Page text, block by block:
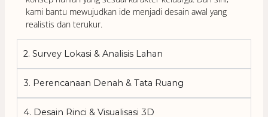
2. Survey Lokasi & Analisis Lahan
3. Perencanaan Denah & Tata Ruang
4. Desain Rinci & Visualisasi 3D
5. Dokumen Teknis & Estimasi Biaya